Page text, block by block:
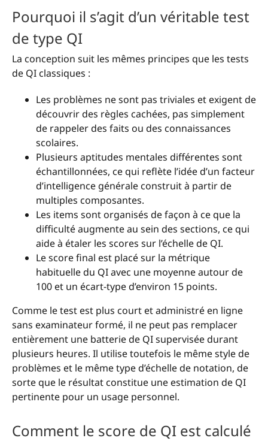
Pourquoi il s’agit d’un véritable test
de type QI
La conception suit les mêmes principes que les tests
de QI classiques :
Les problèmes ne sont pas triviales et exigent de
découvrir des règles cachées, pas simplement
de rappeler des faits ou des connaissances
scolaires.
Plusieurs aptitudes mentales différentes sont
échantillonnées, ce qui reflète l’idée d’un facteur
d’intelligence générale construit à partir de
multiples composantes.
Les items sont organisés de façon à ce que la
difficulté augmente au sein des sections, ce qui
aide à étaler les scores sur l’échelle de QI.
Le score final est placé sur la métrique
habituelle du QI avec une moyenne autour de
100 et un écart-type d’environ 15 points.
Comme le test est plus court et administré en ligne
sans examinateur formé, il ne peut pas remplacer
entièrement une batterie de QI supervisée durant
plusieurs heures. Il utilise toutefois le même style de
problèmes et le même type d’échelle de notation, de
sorte que le résultat constitue une estimation de QI
pertinente pour un usage personnel.
Comment le score de QI est calculé